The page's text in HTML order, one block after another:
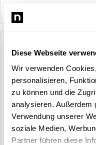
Diese Webseite
Wir verwenden
personalisieren,
zu können und die
analysieren. Außerdem
Verwendung unserer
soziale Medien,
Partner führen diese